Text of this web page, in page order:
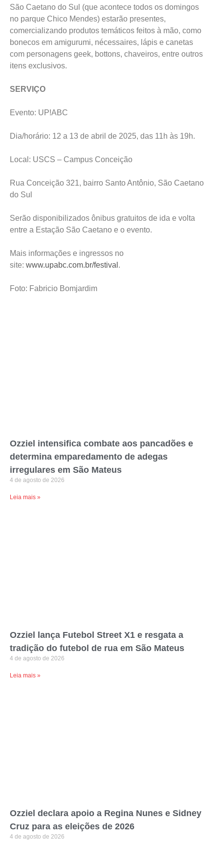
São Caetano do Sul (que acontece todos os domingos
no parque Chico Mendes) estarão presentes,
comercializando produtos temáticos feitos à mão, como
bonecos em amigurumi, nécessaires, lápis e canetas
com personagens geek, bottons, chaveiros, entre outros
itens exclusivos.
SERVIÇO
Evento: UP!ABC
Dia/horário: 12 a 13 de abril de 2025, das 11h às 19h.
Local: USCS – Campus Conceição
Rua Conceição 321, bairro Santo Antônio, São Caetano
do Sul
Serão disponibilizados ônibus gratuitos de ida e volta
entre a Estação São Caetano e o evento.
Mais informações e ingressos no
site: www.upabc.com.br/festival .
Foto: Fabricio Bomjardim
Ozziel intensifica combate aos pancadões e
determina emparedamento de adegas
irregulares em São Mateus
4 de agosto de 2026
Leia mais »
Ozziel lança Futebol Street X1 e resgata a
tradição do futebol de rua em São Mateus
4 de agosto de 2026
Leia mais »
Ozziel declara apoio a Regina Nunes e Sidney
Cruz para as eleições de 2026
4 de agosto de 2026